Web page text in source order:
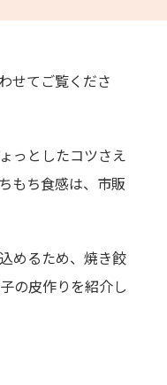
せてご覧くださ
っとしたコツさえ
もち食感は、市販
めるため、焼き餃
の皮作りを紹介し